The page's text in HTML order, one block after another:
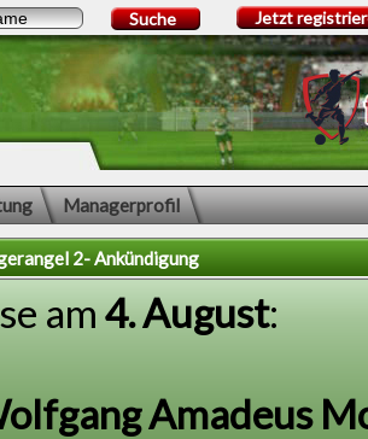
Suche Jetzt
Managerprofil
2- Ankündigung
am4. August:
Amadeus